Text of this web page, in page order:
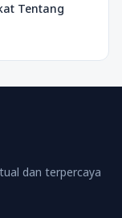
Tentang
dan terpercaya